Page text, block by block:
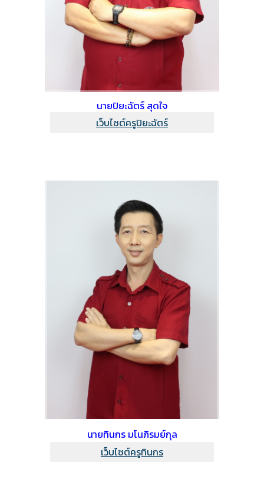
นายปิยะฉัตร์ สุดใจ
เว็บไซต์ครูปิยะฉัตร์
นายทินกร มโนภิรมย์กุล
เว็บไซต์ครูทินกร